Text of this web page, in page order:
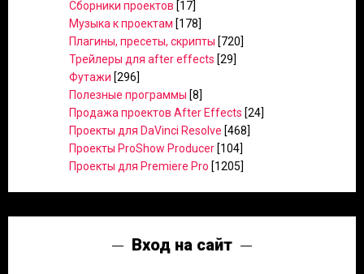
Сборники проектов [17]
Музыка к проектам [178]
Плагины, пресеты, скрипты [720]
Трейлеры для after effects [29]
Футажи [296]
Полезные программы [8]
Продажа проектов After Effects [24]
Проекты для DaVinci Resolve [468]
Проекты ProShow Producer [104]
Проекты для Premiere Pro [1205]
Вход на сайт